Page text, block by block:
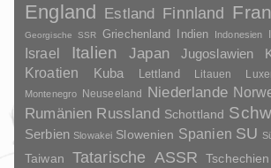
England Estland Finnland
Georgische SSR
Griechenland Indien Indonesien
Israel
Italien Japan Jugoslawien
Kroatien Kuba Lettland Litauen
Montenegro Neuseeland Niederlande
Rumänien Russland Schottland
Serbien Slowakei Slowenien Spanien SU
Taiwan Tatarische ASSR Tschechien